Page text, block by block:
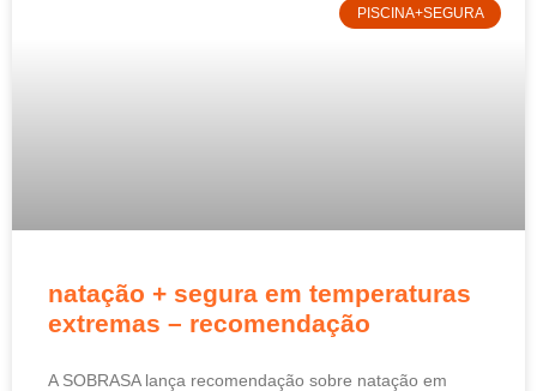
PISCINA+SEGURA
natação + segura em temperaturas
extremas – recomendação
A SOBRASA lança recomendação sobre natação em